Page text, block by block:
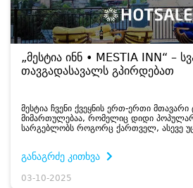
„მესტია ინნ • MESTIA INN“ –
თავგადასავალს გპირდებათ
მესტია ჩვენი ქვეყნის ერთ-ერთი
მიმართულებაა, რომელიც დიდი
სარგებლობს როგორც ქართველ, ასევე
განაგრძე კითხვა
03-10-2025